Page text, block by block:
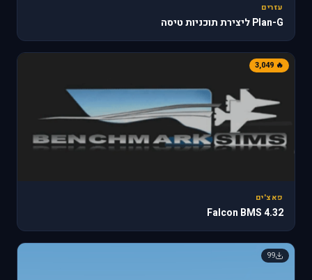
עזרים
Plan-G ליצירת תוכניות טיסה
🔥 3,049
פאצ'ים
Falcon BMS 4.32
99